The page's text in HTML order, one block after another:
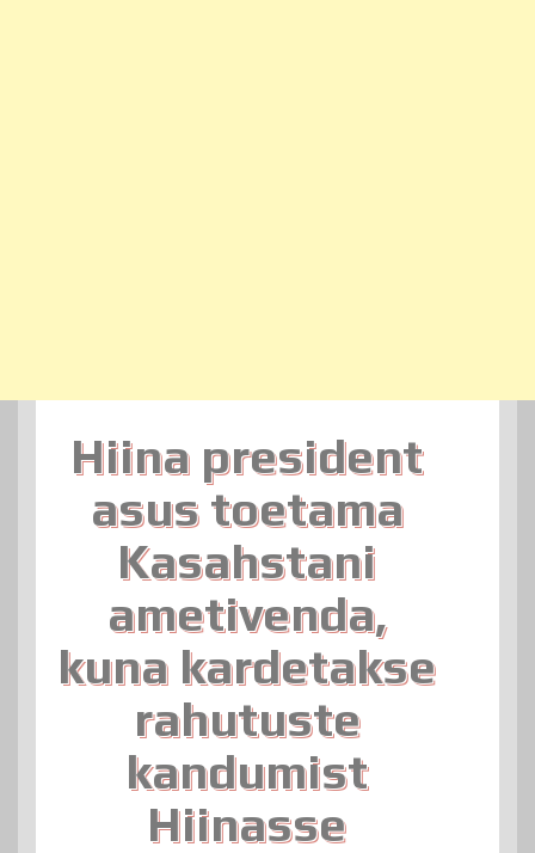
Hiina president
asus toetama
Kasahstani
ametivenda,
kuna kardetakse
rahutuste
kandumist
Hiinasse